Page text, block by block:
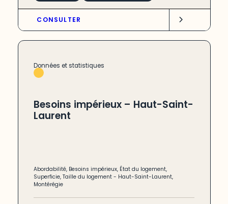
CONSULTER
Données et statistiques
Besoins impérieux – Haut-Saint-
Laurent
Abordabilité, Besoins impérieux, État du logement,
Superficie,Taille du logement - Haut-Saint-Laurent,
Montérégie